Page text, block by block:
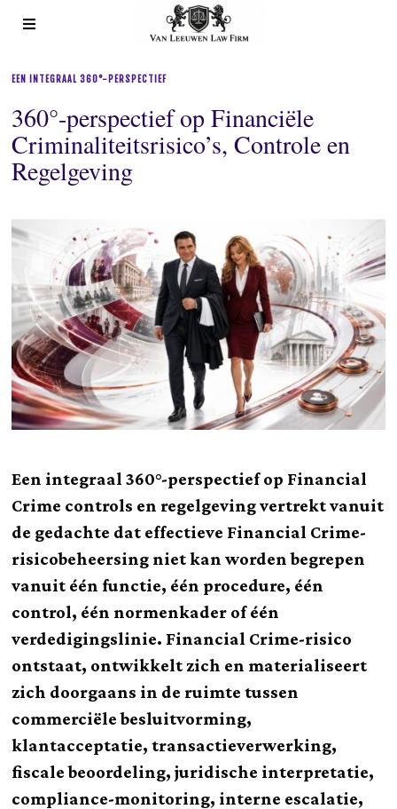
EEN INTEGRAAL 360°-PERSPECTIEF
360°-perspectief op Financiële
Criminaliteitsrisico’s, Controle en
Regelgeving
Een integraal 360°-perspectief op Financial
Crime controls en regelgeving vertrekt vanuit
de gedachte dat effectieve Financial Crime-
risicobeheersing niet kan worden begrepen
vanuit één functie, één procedure, één
control, één normenkader of één
verdedigingslinie. Financial Crime-risico
ontstaat, ontwikkelt zich en materialiseert
zich doorgaans in de ruimte tussen
commerciële besluitvorming,
klantacceptatie, transactieverwerking,
fiscale beoordeling, juridische interpretatie,
compliance-monitoring, interne escalatie,